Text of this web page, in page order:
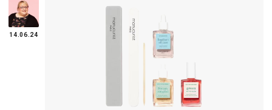
14.06.24